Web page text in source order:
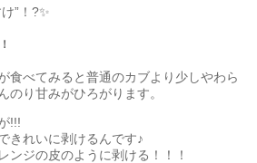
”！?✨
食べてみると普通のカブより少しやわら
のり甘みがひろがります。
!!!
きれいに剥けるんです♪
ンジの皮のように剥ける！！！